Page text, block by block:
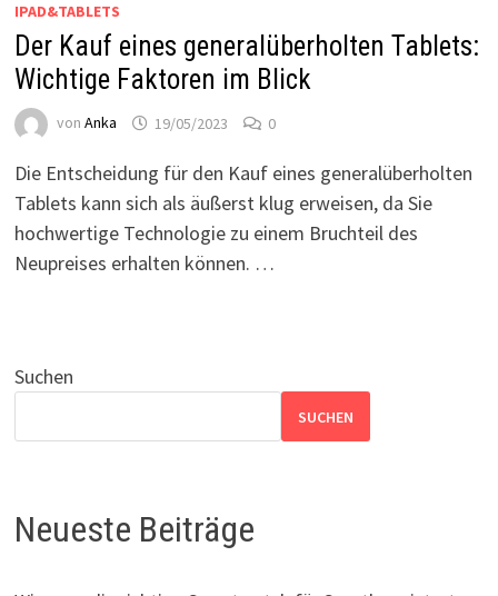
IPAD&TABLETS
Der Kauf eines generalüberholten Tablets:
Wichtige Faktoren im Blick
von Anka 19/05/2023 0
Die Entscheidung für den Kauf eines generalüberholten
Tablets kann sich als äußerst klug erweisen, da Sie
hochwertige Technologie zu einem Bruchteil des
Neupreises erhalten können. …
Suchen
SUCHEN
Neueste Beiträge